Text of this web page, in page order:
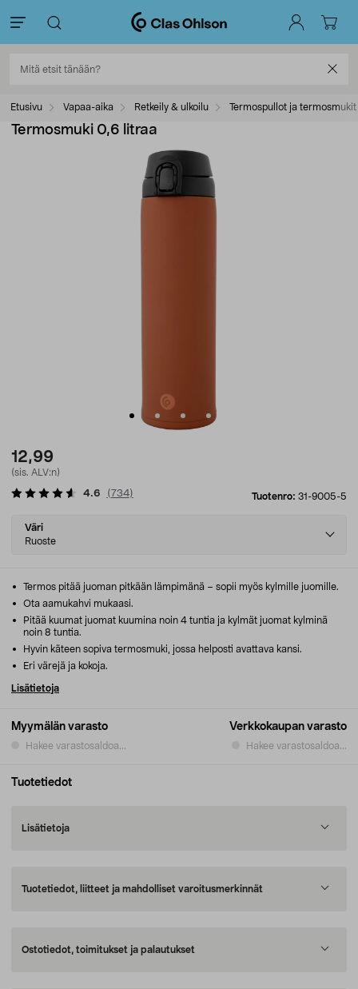
Etusivu Vapaa-aika Retkeily & ulkoilu Termospullot ja termosmukit
Termosmuki 0,6 litraa
12,99
(sis. ALV:n)
Tuotenro: 31-9005-5
4.6 (734)
Select
variant
Väri
Ruoste
Myymälän varasto
Hakee varastosaldoa...
Verkkokaupan varasto
Hakee varastosaldoa...
Termos pitää juoman pitkään lämpimänä – sopii myös kylmille juomille.
Ota aamukahvi mukaasi.
Pitää kuumat juomat kuumina noin 4 tuntia ja kylmät juomat kylminä
noin 8 tuntia.
Hyvin käteen sopiva termosmuki, jossa helposti avattava kansi.
Eri värejä ja kokoja.
Lisätietoja
Tuotetiedot
Lisätietoja
Tuotetiedot, liitteet ja mahdolliset varoitusmerkinnät
Ostotiedot, toimitukset ja palautukset